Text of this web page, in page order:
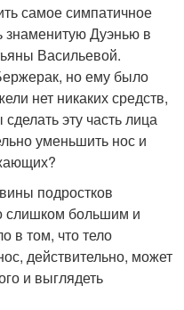
самое симпатичное
знаменитую Дуэнью в
Васильевой.
но ему было
нет никаких средств,
эту часть лица
уменьшить нос и
подростков
слишком большим и
в том, что тело
действительно, может
и выглядеть